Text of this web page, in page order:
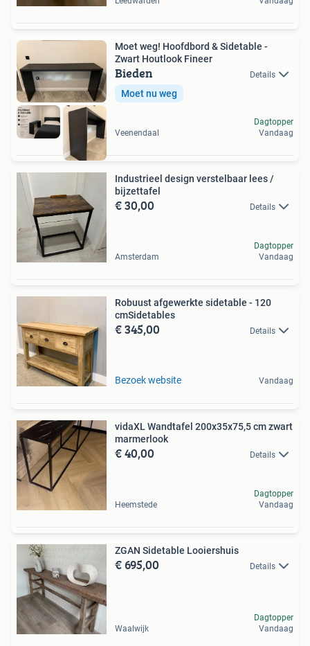
Moet weg! Hoofdbord & Sidetable -
Zwart Houtlook Fineer
Bieden Details
Moet nu weg
Veenendaal
Dagtopper
Vandaag
Industrieel design verstelbaar lees /
bijzettafel
€ 30,00 Details
Amsterdam
Dagtopper
Vandaag
Robuust afgewerkte sidetable - 120
cmSidetables
€ 345,00 Details
Bezoek website Vandaag
vidaXL Wandtafel 200x35x75,5 cm zwart
marmerlook
€ 40,00 Details
Heemstede
Dagtopper
Vandaag
ZGAN Sidetable Looiershuis
€ 695,00 Details
Waalwijk
Dagtopper
Vandaag